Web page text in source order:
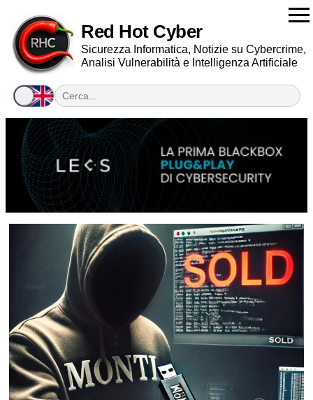
Red Hot Cyber
Sicurezza Informatica, Notizie su Cybercrime,
Analisi Vulnerabilità e Intelligenza Artificiale